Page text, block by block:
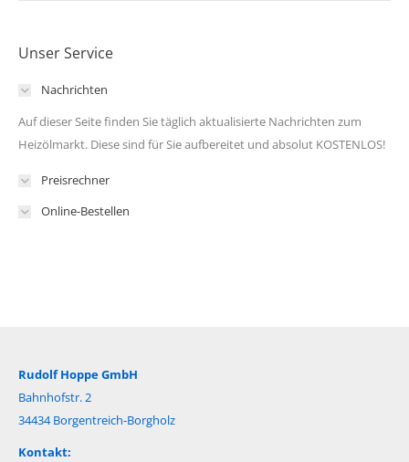
Unser Service
Nachrichten
Auf dieser Seite finden Sie täglich aktualisierte Nachrichten zum
Heizölmarkt. Diese sind für Sie aufbereitet und absolut KOSTENLOS!
Preisrechner
Online-Bestellen
Rudolf Hoppe GmbH
Bahnhofstr. 2
34434 Borgentreich-Borgholz
Kontakt: